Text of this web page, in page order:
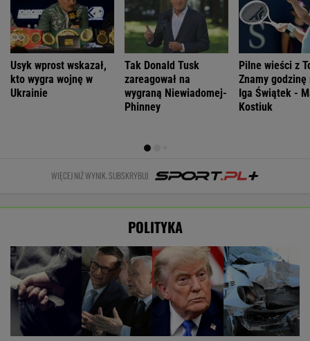
Usyk wprost wskazał,
kto wygra wojnę w
Ukrainie
Tak Donald Tusk
zareagował na
wygraną Niewiadomej-
Phinney
Pilne wieści z
Znamy godzinę
Iga Świątek -
Kostiuk
WIĘCEJ NIŻ WYNIK. SUBSKRYBUJ
POLITYKA